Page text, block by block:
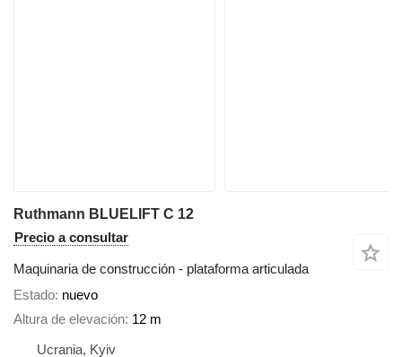
Ruthmann BLUELIFT C 12
Precio a consultar
Maquinaria de construcción - plataforma articulada
Estado nuevo
Altura de elevación 12 m
Ucrania, Kyiv